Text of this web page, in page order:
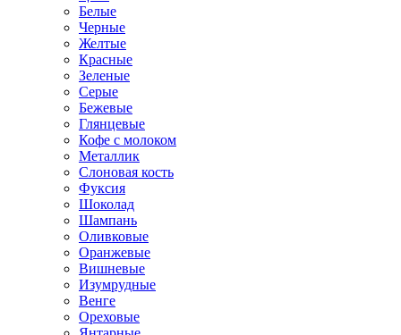
Белые
Черные
Желтые
Красные
Зеленые
Серые
Бежевые
Глянцевые
Кофе с молоком
Металлик
Слоновая кость
Фуксия
Шоколад
Шампань
Оливковые
Оранжевые
Вишневые
Изумрудные
Венге
Ореховые